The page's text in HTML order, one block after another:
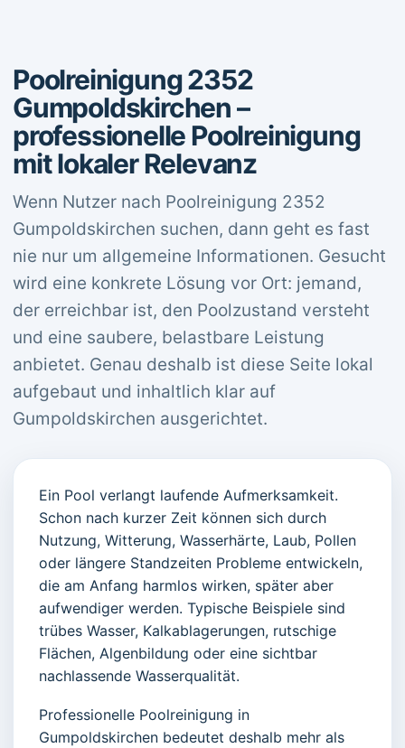
Poolreinigung 2352
Gumpoldskirchen –
professionelle Poolreinigung
mit lokaler Relevanz
Wenn Nutzer nach Poolreinigung 2352
Gumpoldskirchen suchen, dann geht es fast
nie nur um allgemeine Informationen. Gesucht
wird eine konkrete Lösung vor Ort: jemand,
der erreichbar ist, den Poolzustand versteht
und eine saubere, belastbare Leistung
anbietet. Genau deshalb ist diese Seite lokal
aufgebaut und inhaltlich klar auf
Gumpoldskirchen ausgerichtet.
Ein Pool verlangt laufende Aufmerksamkeit.
Schon nach kurzer Zeit können sich durch
Nutzung, Witterung, Wasserhärte, Laub, Pollen
oder längere Standzeiten Probleme entwickeln,
die am Anfang harmlos wirken, später aber
aufwendiger werden. Typische Beispiele sind
trübes Wasser, Kalkablagerungen, rutschige
Flächen, Algenbildung oder eine sichtbar
nachlassende Wasserqualität.
Professionelle Poolreinigung in
Gumpoldskirchen bedeutet deshalb mehr als